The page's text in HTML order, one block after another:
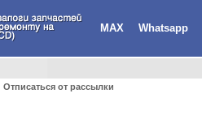
MAX Whatsapp
Отписаться от рассылки